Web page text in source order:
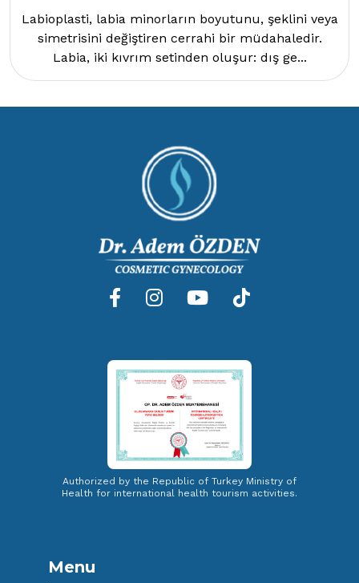
Labioplasti, labia minorların boyutunu, şeklini veya
simetrisini değiştiren cerrahi bir müdahaledir.
Labia, iki kıvrım setinden oluşur: dış ge...
Authorized by the Republic of Turkey Ministry of
Health for international health tourism activities.
Menu